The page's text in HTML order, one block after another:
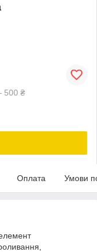
500 ₴
Оплата Умови